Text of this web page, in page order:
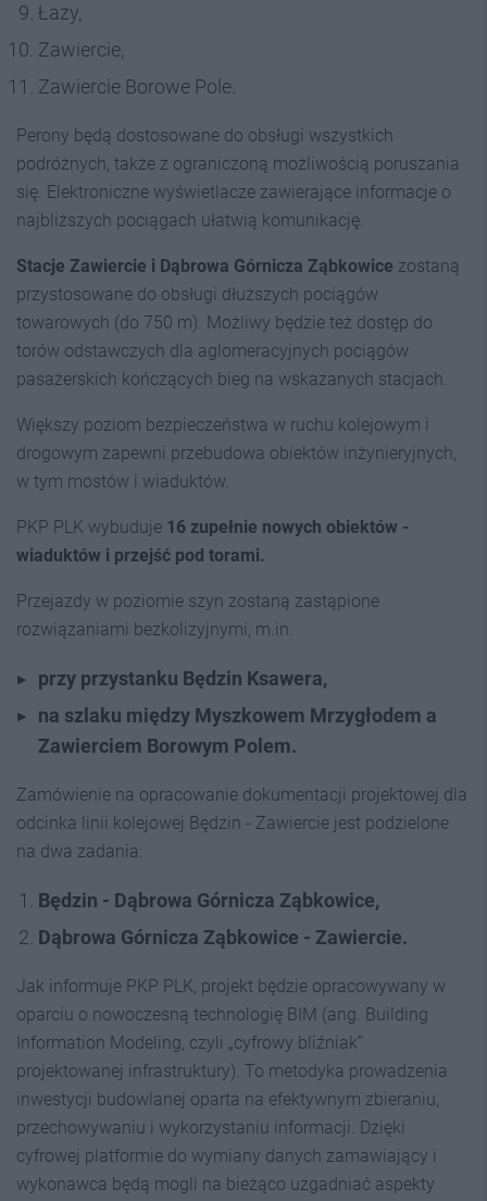
Łazy,
Zawiercie,
Zawiercie Borowe Pole.
Perony będą dostosowane do obsługi wszystkich
podróżnych, także z ograniczoną możliwością poruszania
się. Elektroniczne wyświetlacze zawierające informacje o
najbliższych pociągach ułatwią komunikację.
Stacje Zawiercie i Dąbrowa Górnicza Ząbkowice zostaną
przystosowane do obsługi dłuższych pociągów
towarowych (do 750 m). Możliwy będzie też dostęp do
torów odstawczych dla aglomeracyjnych pociągów
pasażerskich kończących bieg na wskazanych stacjach.
Większy poziom bezpieczeństwa w ruchu kolejowym i
drogowym zapewni przebudowa obiektów inżynieryjnych,
w tym mostów i wiaduktów.
PKP PLK wybuduje 16 zupełnie nowych obiektów -
wiaduktów i przejść pod torami.
Przejazdy w poziomie szyn zostaną zastąpione
rozwiązaniami bezkolizyjnymi, m.in.
przy przystanku Będzin Ksawera,
na szlaku między Myszkowem Mrzygłodem a
Zawierciem Borowym Polem.
Zamówienie na opracowanie dokumentacji projektowej dla
odcinka linii kolejowej Będzin - Zawiercie jest podzielone
na dwa zadania:
Będzin - Dąbrowa Górnicza Ząbkowice,
Dąbrowa Górnicza Ząbkowice - Zawiercie.
Jak informuje PKP PLK, projekt będzie opracowywany w
oparciu o nowoczesną technologię BIM (ang. Building
Information Modeling, czyli „cyfrowy bliźniak”
projektowanej infrastruktury). To metodyka prowadzenia
inwestycji budowlanej oparta na efektywnym zbieraniu,
przechowywaniu i wykorzystaniu informacji. Dzięki
cyfrowej platformie do wymiany danych zamawiający i
wykonawca będą mogli na bieżąco uzgadniać aspekty